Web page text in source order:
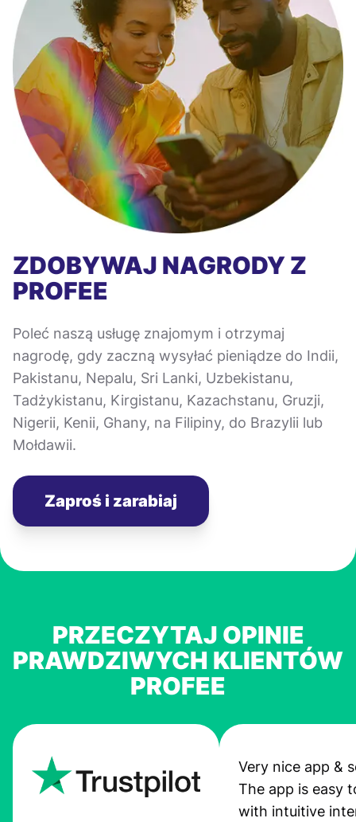
ZDOBYWAJ NAGRODY Z
PROFEE
Poleć naszą usługę znajomym i otrzymaj
nagrodę, gdy zaczną wysyłać pieniądze do Indii,
Pakistanu, Nepalu, Sri Lanki, Uzbekistanu,
Tadżykistanu, Kirgistanu, Kazachstanu, Gruzji,
Nigerii, Kenii, Ghany, na Filipiny, do Brazylii lub
Mołdawii.
Zaproś i zarabiaj
PRZECZYTAJ OPINIE
PRAWDZIWYCH KLIENTÓW
PROFEE
Very nice app &
The app is easy
with intuitive